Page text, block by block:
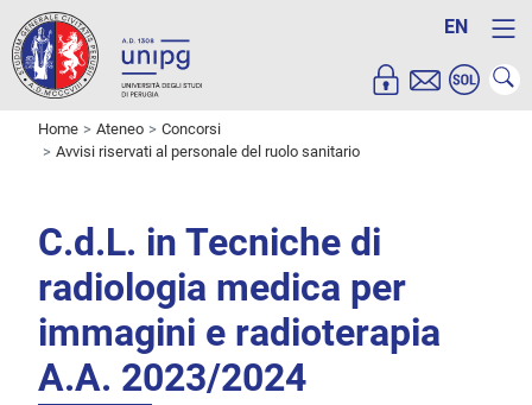
EN
Home Ateneo
Concorsi
Avvisi riservati al personale del ruolo sanitario
C.d.L. in Tecniche di
radiologia medica per
immagini e radioterapia
A.A. 2023/2024